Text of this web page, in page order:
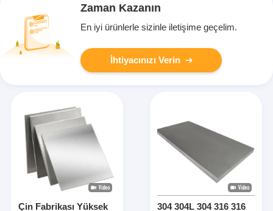
Zaman Kazanın
En iyi ürünlerle sizinle iletişime geçelim.
İhtiyacınızı Verin
Çin Fabrikası Yüksek
304 304L 304 316 316